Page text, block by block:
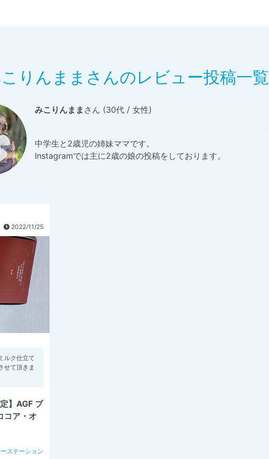
りんままさんのレビュー投稿一覧
みこりんまま さん (30代 / 女性)
中学生と2歳児の姉妹ママです。
Instagramでは主に2歳の娘の投稿をしております。
2022/11/25
ルク仕立て
せて頂きま
】AGF ブ
コア・オ
ステーション